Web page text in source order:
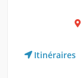
Itinéraires